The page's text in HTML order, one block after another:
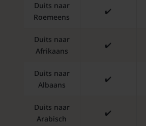
Duits naar
Roemeens
✔️
Duits naar
Afrikaans
✔️
Duits naar
Albaans
✔️
Duits naar
Arabisch
✔️